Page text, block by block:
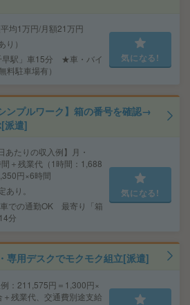
均1万円/月額21万円
）
早駅」車15分 ★車・バイ
料駐車場有）
気になる!
ンプルワーク】箱の番号を確認→
派遣]
あたりの収入例】月・
＋残業代（1時間：1,688
円×6時間
り。
での通勤OK 最寄り「箱
分
気になる!
専用デスクでモクモク組立[派遣]
：211,575円＝1,300円×
残業代、交通費別途支給